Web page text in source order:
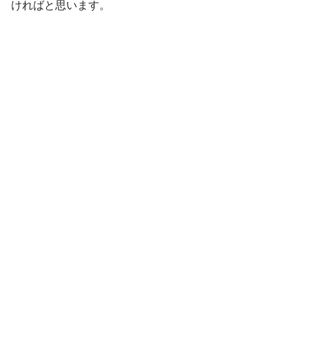
ければと思います。